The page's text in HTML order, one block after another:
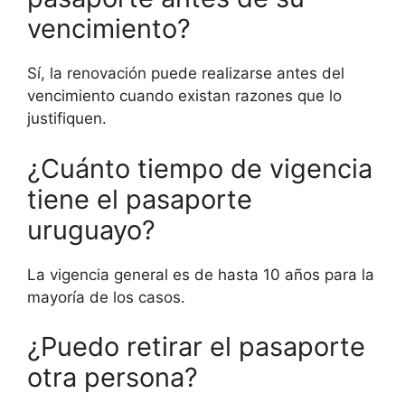
vencimiento?
Sí, la renovación puede realizarse antes del
vencimiento cuando existan razones que lo
justifiquen.
¿Cuánto tiempo de vigencia
tiene el pasaporte
uruguayo?
La vigencia general es de hasta 10 años para la
mayoría de los casos.
¿Puedo retirar el pasaporte
otra persona?